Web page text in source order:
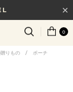
で送料無料
フトガイド
0
りもの / ポーチ